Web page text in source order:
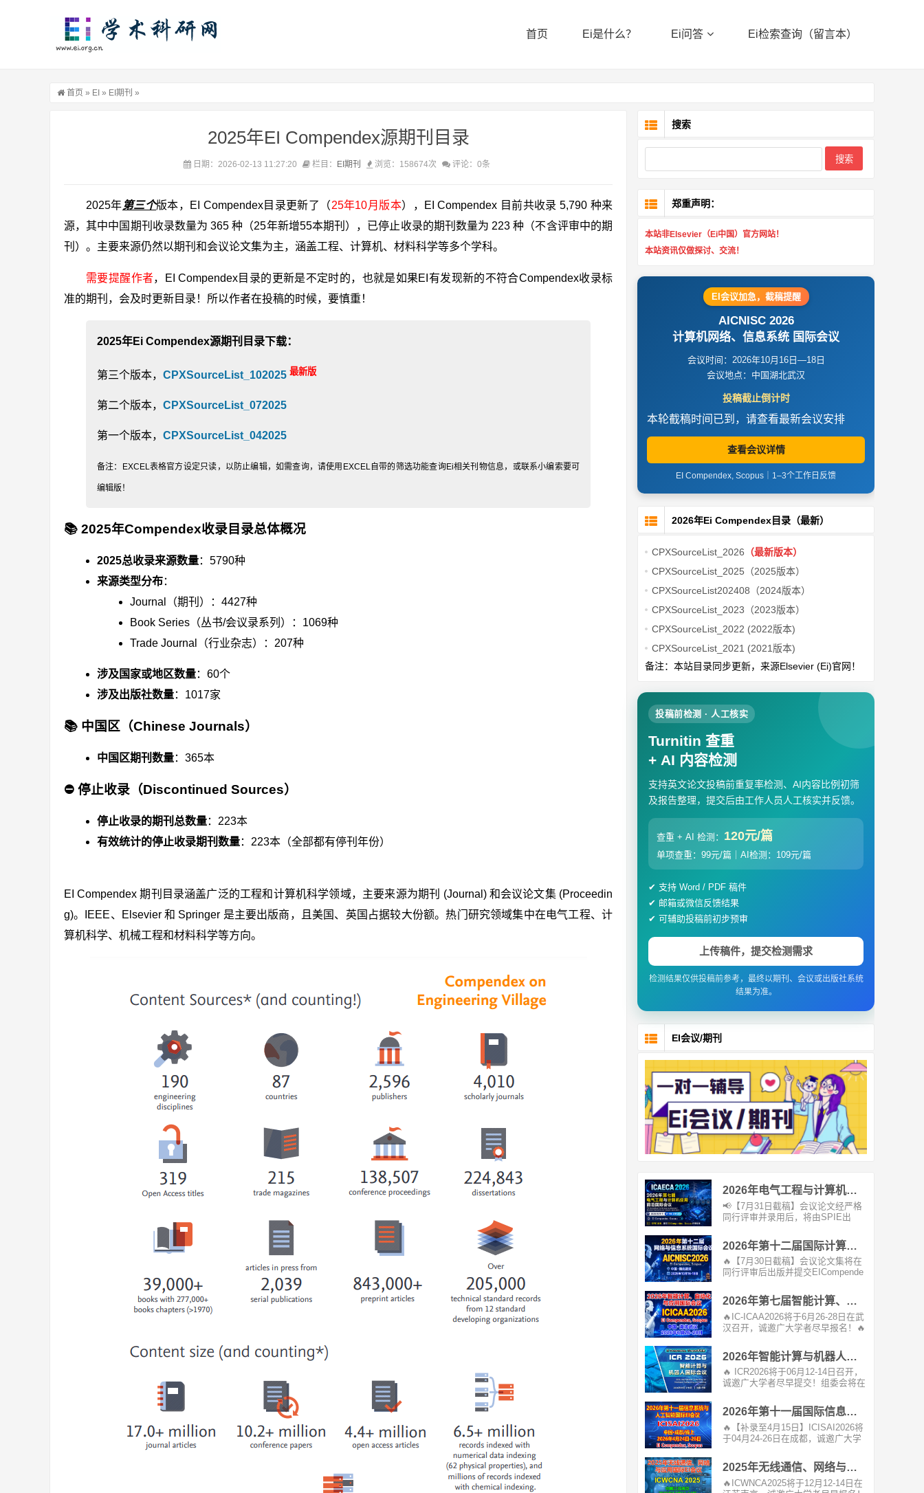
首页 Ei是什么？ Ei问答 Ei检索查询（留言本）
首页 » EI » EI期刊 »
2025年EI Compendex源期刊目录
日期：2026-02-13 11:27:20 栏目： EI期刊 浏览：158674次 评论：0条
2025年第三个版本，EI Compendex目录更新了（25年10月版本），EI Compendex 目前共收录 5,790 种来
源，其中中国期刊收录数量为 365 种（25年新增55本期刊），已停止收录的期刊数量为 223 种（不含评审中的期
刊）。主要来源仍然以期刊和会议论文集为主，涵盖工程、计算机、材料科学等多个学科。
需要提醒作者，EI Compendex目录的更新是不定时的，也就是如果EI有发现新的不符合Compendex收录标
准的期刊，会及时更新目录！所以作者在投稿的时候，要慎重！
2025年Ei Compendex源期刊目录下载：
第三个版本， CPXSourceList_102025 最新版
第二个版本， CPXSourceList_072025
第一个版本， CPXSourceList_042025
备注：EXCEL表格官方设定只读，以防止编辑，如需查询，请使用EXCEL自带的筛选功能查询Ei相关刊物信息，或联系小编索要可
编辑版！
📚 2025年Compendex收录目录总体概况
2025总收录来源数量：5790种
来源类型分布：
Journal（期刊）：4427种
Book Series（丛书/会议录系列）：1069种
Trade Journal（行业杂志）：207种
涉及国家或地区数量：60个
涉及出版社数量：1017家
📚 中国区（Chinese Journals）
中国区期刊数量：365本
⛔ 停止收录（Discontinued Sources）
停止收录的期刊总数量：223本
有效统计的停止收录期刊数量：223本（全部都有停刊年份）
EI Compendex 期刊目录涵盖广泛的工程和计算机科学领域，主要来源为期刊 (Journal) 和会议论文集 (Proceedin
g)。IEEE、Elsevier 和 Springer 是主要出版商，且美国、英国占据较大份额。热门研究领域集中在电气工程、计
算机科学、机械工程和材料科学等方向。
搜索
郑重声明：
本站非Elsevier（Ei中国）官方网站！
本站资讯仅做探讨、交流！
EI会议加急，截稿提醒
AICNISC 2026
计算机网络、信息系统 国际会议
会议时间：2026年10月16日—18日
会议地点：中国湖北武汉
投稿截止倒计时
本轮截稿时间已到，请查看最新会议安排
查看会议详情
EI Compendex, Scopus｜1–3个工作日反馈
2026年Ei Compendex目录（最新）
CPXSourceList_2026 （最新版本）
CPXSourceList_2025（2025版本）
CPXSourceList202408（2024版本）
CPXSourceList_2023（2023版本）
CPXSourceList_2022 (2022版本)
CPXSourceList_2021 (2021版本)
备注：本站目录同步更新，来源Elsevier (Ei)官网！
投稿前检测 · 人工核实
Turnitin 查重
+ AI 内容检测
支持英文论文投稿前重复率检测、AI内容比例初筛
及报告整理，提交后由工作人员人工核实并反馈。
查重 + AI 检测： 120元/篇
单项查重：99元/篇｜AI检测：109元/篇
✔ 支持 Word / PDF 稿件
✔ 邮箱或微信反馈结果
✔ 可辅助投稿前初步预审
上传稿件，提交检测需求
检测结果仅供投稿前参考，最终以期刊、会议或出版社系统
结果为准。
EI会议/期刊
2026年电气工程与计算机应用前沿国际会议（ICAECA 2026）
📢【7月31日截稿】会议论文经严格
同行评审并录用后，将由SPIE出
2026年第十二届国际计算机网络与信息系统EI会议 (AICNISC 2026)
🔥【7月30日截稿】会议论文集将在
同行评审后出版并提交EICompende
2026年第七届智能计算、自动化与应用国际会议（IC-ICAA2026）
🔥IC-ICAA2026将于6月26-28日在武
汉召开，诚邀广大学者尽早报名！🔥
2026年智能计算与机器人国际会议（ICR 2026）
🔥 ICR2026将于06月12-14日召开，
诚邀广大学者尽早提交！组委会将在
2026年第十一届国际信息系统与人工智能EI会议(ICISAI2026)
🔥【补录至4月15日】ICISAI2026将
于04月24-26日在成都，诚邀广大学
2025年无线通信、网络与应用国际EI会议（ICWCNA 2025）
🔥ICWNCA2025将于12月12-14日在